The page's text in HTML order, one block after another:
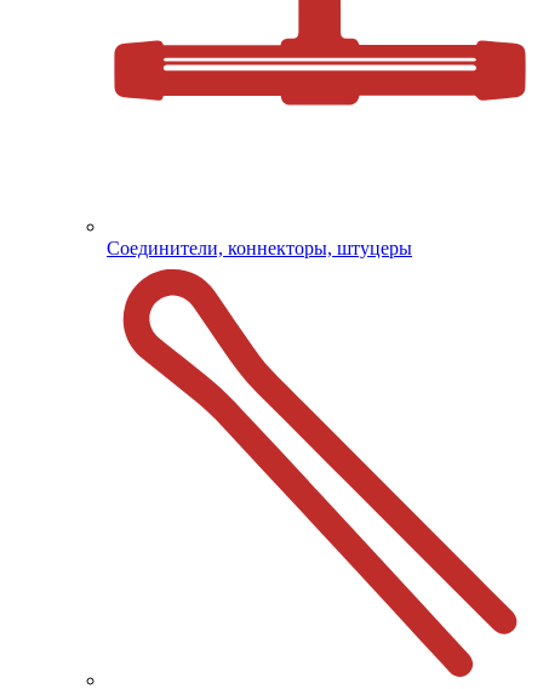
Соединители, коннекторы, штуцеры